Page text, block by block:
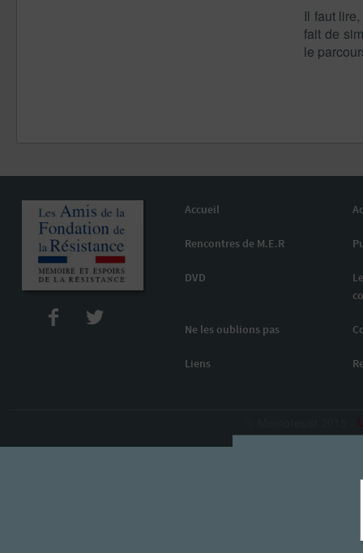
Il faut
fait de
le
Accueil
Rencontres de M.E.R
DVD
Ne les oublions pas
Liens